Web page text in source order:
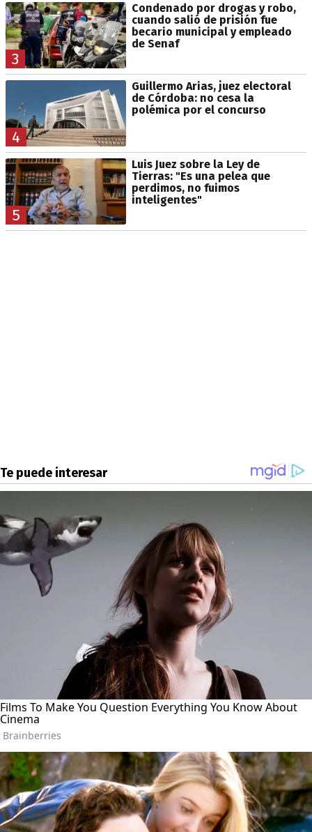
3
Condenado por drogas y robo,
cuando salió de prisión fue
becario municipal y empleado
de Senaf
4
Guillermo Arias, juez electoral
de Córdoba: no cesa la
polémica por el concurso
5
Luis Juez sobre la Ley de
Tierras: "Es una pelea que
perdimos, no fuimos
inteligentes"